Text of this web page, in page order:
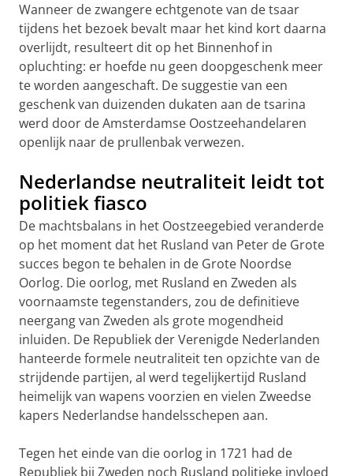
Wanneer de zwangere echtgenote van de tsaar
tijdens het bezoek bevalt maar het kind kort daarna
overlijdt, resulteert dit op het Binnenhof in
opluchting: er hoefde nu geen doopgeschenk meer
te worden aangeschaft. De suggestie van een
geschenk van duizenden dukaten aan de tsarina
werd door de Amsterdamse Oostzeehandelaren
openlijk naar de prullenbak verwezen.
Nederlandse neutraliteit leidt tot
politiek fiasco
De machtsbalans in het Oostzeegebied veranderde
op het moment dat het Rusland van Peter de Grote
succes begon te behalen in de Grote Noordse
Oorlog. Die oorlog, met Rusland en Zweden als
voornaamste tegenstanders, zou de definitieve
neergang van Zweden als grote mogendheid
inluiden. De Republiek der Verenigde Nederlanden
hanteerde formele neutraliteit ten opzichte van de
strijdende partijen, al werd tegelijkertijd Rusland
heimelijk van wapens voorzien en vielen Zweedse
kapers Nederlandse handelsschepen aan.
Tegen het einde van die oorlog in 1721 had de
Republiek bij Zweden noch Rusland politieke invloed